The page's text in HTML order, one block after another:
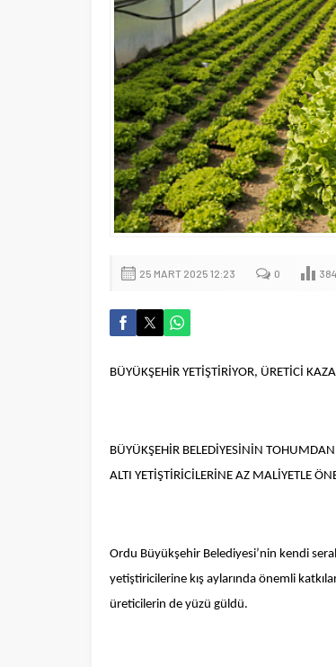
25 MART 2025 12:23 0 384
BÜYÜKŞEHİR YETİŞTİRİYOR, ÜRETİCİ
BÜYÜKŞEHİR BELEDİYESİNİN
ALTI YETİŞTİRİCİLERİNE AZ MALİYETLE
Ordu Büyükşehir Belediyesi’nin kendi
yetiştiricilerine kış aylarında önemli
üreticilerin de yüzü güldü.